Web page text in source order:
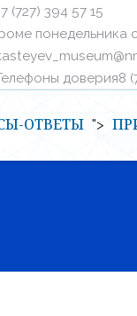
(727) 394 57 15
понедельника
доверияㅤ8
ОТВЕТЫ ">